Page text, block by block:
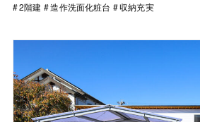
2階建
造作洗面化粧台 収納充実